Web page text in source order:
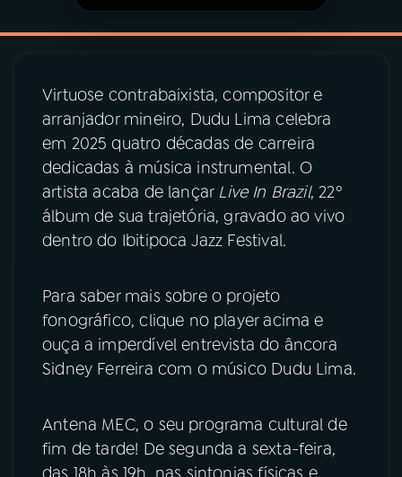
ÚLTIMAS
ACOMPANHE A RÁDIO MEC
YouTube Facebook
Instagram X
Virtuose contrabaixista, compositor e
arranjador mineiro, Dudu Lima celebra
em 2025 quatro décadas de carreira
dedicadas à música instrumental. O
artista acaba de lançar Live In Brazil, 22º
álbum de sua trajetória, gravado ao vivo
dentro do Ibitipoca Jazz Festival.
Para saber mais sobre o projeto
fonográfico, clique no player acima e
ouça a imperdível entrevista do âncora
Sidney Ferreira com o músico Dudu Lima.
Antena MEC, o seu programa cultural de
fim de tarde! De segunda a sexta-feira,